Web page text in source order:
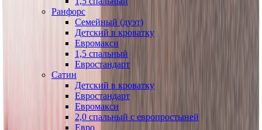
Ранфорс
Семейный (дуэт)
Детский в кроватку
Евромакси
1,5 спальный
Евростандарт
Сатин
Детский в кроватку
Евростандарт
Евромакси
2,0 спальный с европростыней
Евро